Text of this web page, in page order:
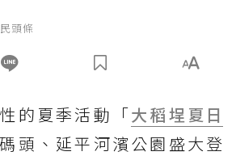
頭條
的夏季活動「大稻埕夏日
頭、延平河濱公園盛大登